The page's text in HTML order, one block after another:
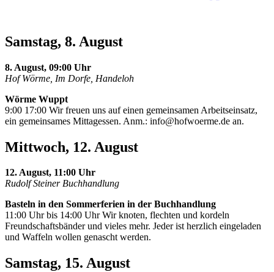
Samstag, 8. August
8. August, 09:00 Uhr
Hof Wörme, Im Dorfe, Handeloh
Wörme Wuppt
9:00 17:00 Wir freuen uns auf einen gemeinsamen Arbeitseinsatz,
ein gemeinsames Mittagessen. Anm.: info@hofwoerme.de an.
Mittwoch, 12. August
12. August, 11:00 Uhr
Rudolf Steiner Buchhandlung
Basteln in den Sommerferien in der Buchhandlung
11:00 Uhr bis 14:00 Uhr Wir knoten, flechten und kordeln
Freundschaftsbänder und vieles mehr. Jeder ist herzlich eingeladen
und Waffeln wollen genascht werden.
Samstag, 15. August